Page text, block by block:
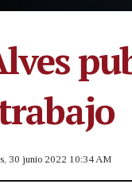
30 junio 2022 10:34 AM